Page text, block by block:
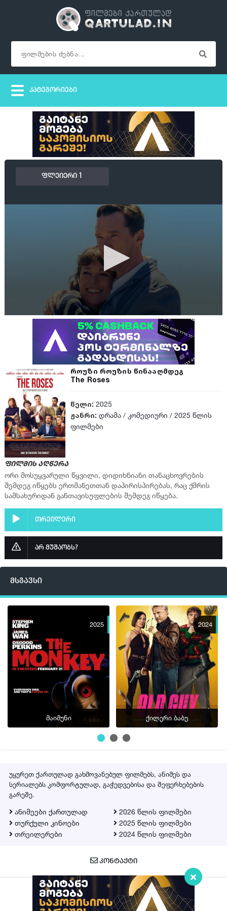
ფლეიერი 1
როუზი როუზის წინააღმდეგ
The Roses
წელი: 2025
ჟანრი: დრამა / კომედიური / 2025 წლის
ფილმები
ფილმის აღწერა
ორი მოსუყვარული წყვილი, დიდიხნიანი თანაცხოვრების
შემდეგ იწყებს ერთმანეთთან დაპირისპირებას, რაც ქმრის
სამსახურიდან განთავისუფლების შემდეგ იწყება.
თრეილერი
არ მუშაობს?
მსგავსი
2025
მაიმუნი
2024
ქილერი ბაბუ
უყურეთ ქართულად გახმოვანებულ ფილმებს, ანიმეს და
სერიალებს კომფორტულად, გაჭედვებისა და შეფერხებების
გარეშე.
ანიმეები ქართულად
თურქული კინოები
თრეილერები
2026 წლის ფილმები
2025 წლის ფილმები
2024 წლის ფილმები
ᲙᲝᲜᲢᲐᲥᲢᲘ
Qartulad.in © 2026